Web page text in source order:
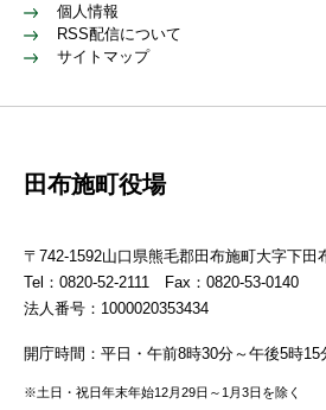
個人情報
RSS配信について
サイトマップ
田布施町役場
〒742-1592山口県熊毛郡田布施町大字下田
Tel：0820-52-2111 Fax：0820-53-0140
法人番号：1000020353434
開庁時間：平日・午前8時30分～午後5時15
※土日・祝日年末年始12月29日～1月3日を除く